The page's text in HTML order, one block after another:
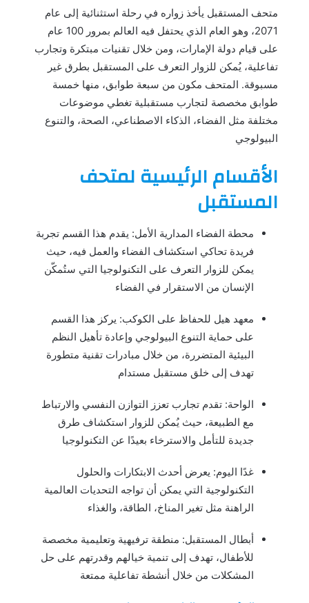
متحف المستقبل يأخذ زواره في رحلة استثنائية إلى عام
2071، وهو العام الذي يحتفل فيه العالم بمرور 100 عام
على قيام دولة الإمارات، ومن خلال تقنيات مبتكرة وتجارب
تفاعلية، يُمكن للزوار التعرف على المستقبل بطرق غير
مسبوقة. المتحف مكون من سبعة طوابق، منها خمسة
طوابق مخصصة لتجارب مستقبلية تغطي موضوعات
مختلفة مثل الفضاء، الذكاء الاصطناعي، الصحة، والتنوع
البيولوجي
الأقسام الرئيسية لمتحف
المستقبل
محطة الفضاء المدارية الأمل: يقدم هذا القسم تجربة
فريدة تحاكي استكشاف الفضاء والعمل فيه، حيث
يمكن للزوار التعرف على التكنولوجيا التي ستُمكّن
الإنسان من الاستقرار في الفضاء
معهد هيل للحفاظ على الكوكب: يركز هذا القسم
على حماية التنوع البيولوجي وإعادة تأهيل النظم
البيئية المتضررة، من خلال مبادرات تقنية متطورة
تهدف إلى خلق مستقبل مستدام
الواحة: تقدم تجارب تعزز التوازن النفسي والارتباط
مع الطبيعة، حيث يُمكن للزوار استكشاف طرق
جديدة للتأمل والاسترخاء بعيدًا عن التكنولوجيا
غدًا اليوم: يعرض أحدث الابتكارات والحلول
التكنولوجية التي يمكن أن تواجه التحديات العالمية
الراهنة مثل تغير المناخ، الطاقة، والغذاء
أبطال المستقبل: منطقة ترفيهية وتعليمية مخصصة
للأطفال، تهدف إلى تنمية خيالهم وقدرتهم على حل
المشكلات من خلال أنشطة تفاعلية ممتعة